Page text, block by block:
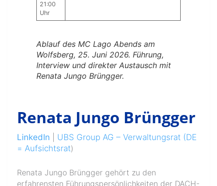
21:00
Uhr
Ablauf des MC Lago Abends am
Wolfsberg, 25. Juni 2026. Führung,
Interview und direkter Austausch mit
Renata Jungo Brüngger.
Renata Jungo Brüngger
LinkedIn
UBS Group AG – Verwaltungsrat (DE
= Aufsichtsrat)
Renata Jungo Brüngger gehört zu den
erfahrensten Führungspersönlichkeiten der DACH-